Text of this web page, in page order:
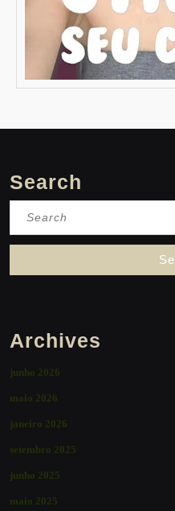
Search
Archives
junho 2026
maio 2026
janeiro 2026
setembro 2025
junho 2025
maio 2025